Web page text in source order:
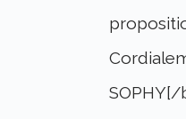
SOPHY[/